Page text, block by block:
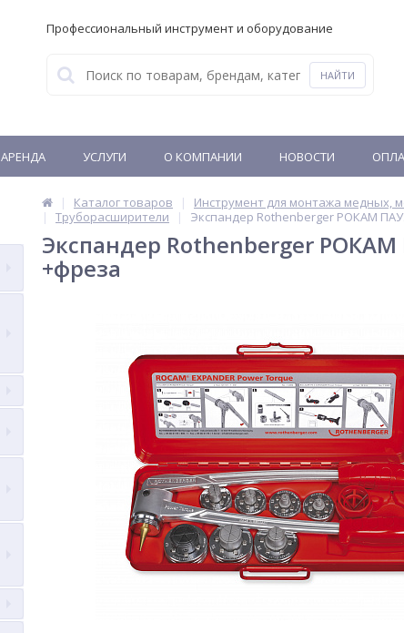
Профессиональный инструмент и оборудование
АРЕНДА УСЛУГИ О КОМПАНИИ НОВОСТИ
Каталог товаров
Инструмент для монтажа медных,
Труборасширители
Экспандер Rothenberger РОКАМ
Экспандер Rothenberger РОКАМ
+фреза